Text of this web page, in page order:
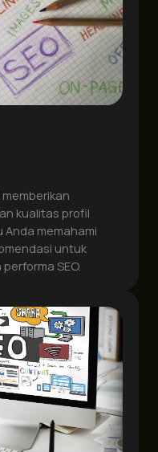
kualitas profil
Anda memahami
untuk
SEO.